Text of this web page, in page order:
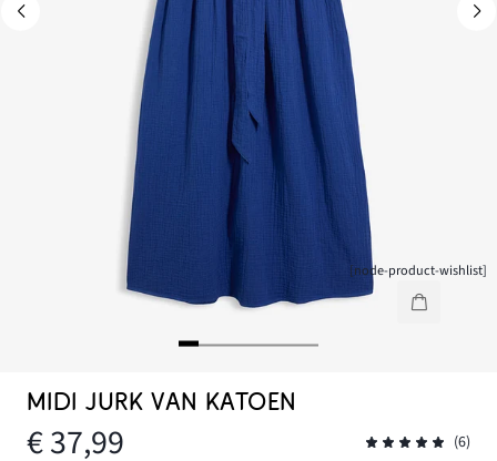
[node-product-wishlist]
MIDI JURK VAN KATOEN
€ 37,99
(6)